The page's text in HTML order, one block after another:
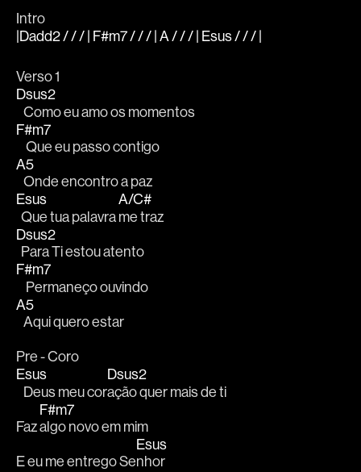
Intro
|Dadd2 / / / | F#m7 / / / | A / / / | Esus / / / |
Verso 1
Dsus2
   Como eu amo os momentos
F#m7
    Que eu passo contigo
A5
   Onde encontro a paz
Esus
  Que tua palavra
A/C#
me traz
Dsus2
  Para Ti estou atento
F#m7
    Permaneço ouvindo
A5
   Aqui quero estar
Pre - Coro
Esus
   Deus meu cor
Dsus2
ação quer mais de ti
Faz
F#m7
algo novo em mim
E eu me entrego Se
Esus
nhor